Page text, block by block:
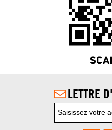
LETTRE